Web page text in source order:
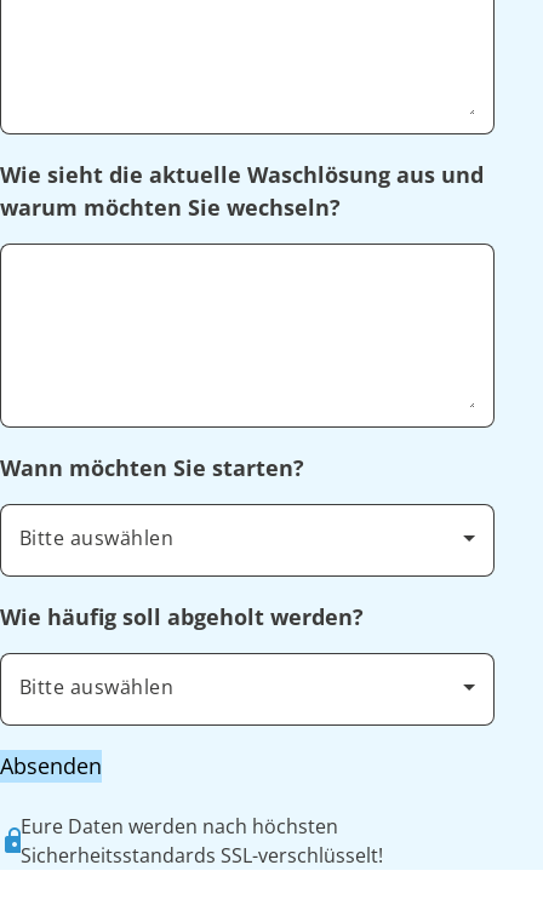
Wie sieht die aktuelle Waschlösung aus und
warum möchten Sie wechseln?
Wann möchten Sie starten?
Bitte auswählen
Wie häufig soll abgeholt werden?
Bitte auswählen
Absenden
Eure Daten werden nach höchsten
Sicherheitsstandards SSL-verschlüsselt!